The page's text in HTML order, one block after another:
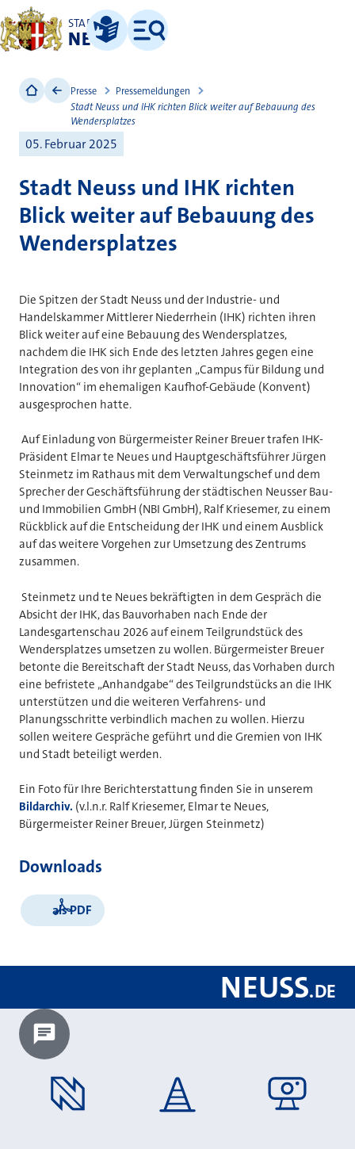
STADT
NEUSS
Leichte Sprache
Menü
Presse
Pressemeldungen
Stadt Neuss und IHK richten Blick weiter auf Bebauung des
Wendersplatzes
05. Februar 2025
Stadt Neuss und IHK richten
Blick weiter auf Bebauung des
Wendersplatzes
Die Spitzen der Stadt Neuss und der Industrie- und
Handelskammer Mittlerer Niederrhein (IHK) richten ihren
Blick weiter auf eine Bebauung des Wendersplatzes,
nachdem die IHK sich Ende des letzten Jahres gegen eine
Integration des von ihr geplanten „Campus für Bildung und
Innovation“ im ehemaligen Kaufhof-Gebäude (Konvent)
ausgesprochen hatte.
Auf Einladung von Bürgermeister Reiner Breuer trafen IHK-
Präsident Elmar te Neues und Hauptgeschäftsführer Jürgen
Steinmetz im Rathaus mit dem Verwaltungschef und dem
Sprecher der Geschäftsführung der städtischen Neusser Bau-
und Immobilien GmbH (NBI GmbH), Ralf Kriesemer, zu einem
Rückblick auf die Entscheidung der IHK und einem Ausblick
auf das weitere Vorgehen zur Umsetzung des Zentrums
zusammen.
Steinmetz und te Neues bekräftigten in dem Gespräch die
Absicht der IHK, das Bauvorhaben nach Ende der
Landesgartenschau 2026 auf einem Teilgrundstück des
Wendersplatzes umsetzen zu wollen. Bürgermeister Breuer
betonte die Bereitschaft der Stadt Neuss, das Vorhaben durch
eine befristete „Anhandgabe“ des Teilgrundstücks an die IHK
unterstützen und die weiteren Verfahrens- und
Planungsschritte verbindlich machen zu wollen. Hierzu
sollen weitere Gespräche geführt und die Gremien von IHK
und Stadt beteiligt werden.
Ein Foto für Ihre Berichterstattung finden Sie in unserem
Bildarchiv. (v.l.n.r. Ralf Kriesemer, Elmar te Neues,
Bürgermeister Reiner Breuer, Jürgen Steinmetz)
Downloads
als PDF
NEUSS.DE
Chatbot laden?